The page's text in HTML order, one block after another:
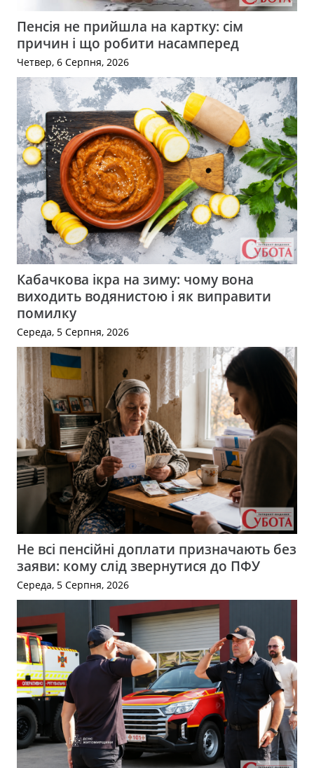
Пенсія не прийшла на картку: сім
причин і що робити насамперед
Четвер, 6 Серпня, 2026
Кабачкова ікра на зиму: чому вона
виходить водянистою і як виправити
помилку
Середа, 5 Серпня, 2026
Не всі пенсійні доплати призначають без
заяви: кому слід звернутися до ПФУ
Середа, 5 Серпня, 2026